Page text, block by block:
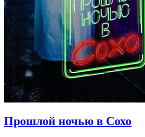
Прошлой ночью в Сохо